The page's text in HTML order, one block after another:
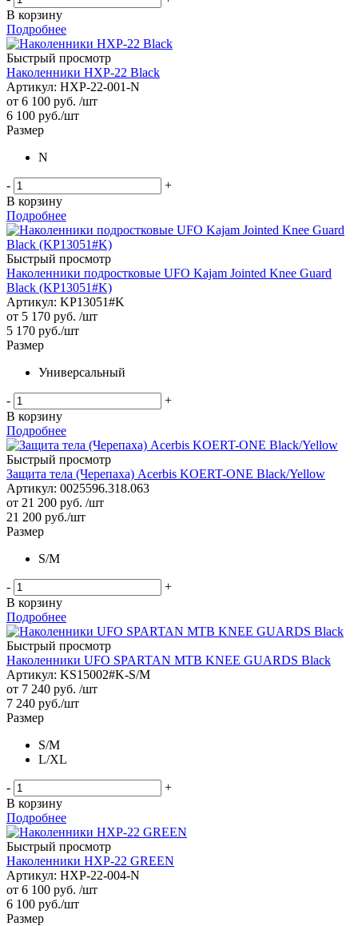
В корзину
Подробнее
Быстрый просмотр
Наколенники HXP-22 Black
Артикул: HXP-22-001-N
от 6 100 руб. /шт
6 100 руб./шт
Размер
N
-
+
В корзину
Подробнее
Быстрый просмотр
Наколенники подростковые UFO Kajam Jointed Knee Guard
Black (KP13051#K)
Артикул: KP13051#K
от 5 170 руб. /шт
5 170 руб./шт
Размер
Универсальный
-
+
В корзину
Подробнее
Быстрый просмотр
Защита тела (Черепаха) Acerbis KOERT-ONE Black/Yellow
Артикул: 0025596.318.063
от 21 200 руб. /шт
21 200 руб./шт
Размер
S/M
-
+
В корзину
Подробнее
Быстрый просмотр
Наколенники UFO SPARTAN MTB KNEE GUARDS Black
Артикул: KS15002#K-S/M
от 7 240 руб. /шт
7 240 руб./шт
Размер
S/M
L/XL
-
+
В корзину
Подробнее
Быстрый просмотр
Наколенники HXP-22 GREEN
Артикул: HXP-22-004-N
от 6 100 руб. /шт
6 100 руб./шт
Размер